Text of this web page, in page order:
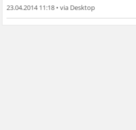
23.04.2014 11:18 •